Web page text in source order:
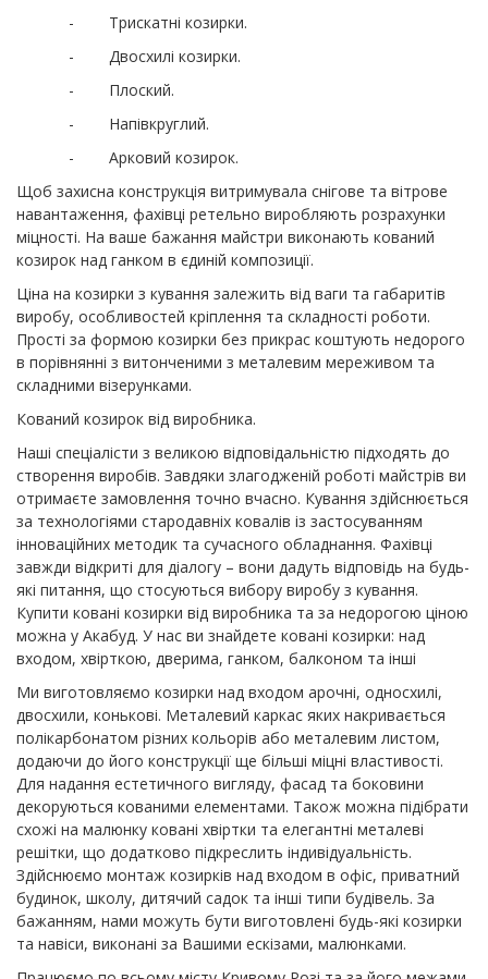
- Трискатні козирки.
- Двосхилі козирки.
- Плоский.
- Напівкруглий.
- Арковий козирок.
Щоб захисна конструкція витримувала снігове та вітрове
навантаження, фахівці ретельно виробляють розрахунки
міцності. На ваше бажання майстри виконають кований
козирок над ганком в єдиній композиції.
Ціна на козирки з кування залежить від ваги та габаритів
виробу, особливостей кріплення та складності роботи.
Прості за формою козирки без прикрас коштують недорого
в порівнянні з витонченими з металевим мереживом та
складними візерунками.
Кований козирок від виробника.
Наші спеціалісти з великою відповідальністю підходять до
створення виробів. Завдяки злагодженій роботі майстрів ви
отримаєте замовлення точно вчасно. Кування здійснюється
за технологіями стародавніх ковалів із застосуванням
інноваційних методик та сучасного обладнання. Фахівці
завжди відкриті для діалогу – вони дадуть відповідь на будь-
які питання, що стосуються вибору виробу з кування.
Купити ковані козирки від виробника та за недорогою ціною
можна у Акабуд. У нас ви знайдете ковані козирки: над
входом, хвірткою, дверима, ганком, балконом та інші
Ми виготовляємо козирки над входом арочні, односхилі,
двосхили, конькові. Металевий каркас яких накривається
полікарбонатом різних кольорів або металевим листом,
додаючи до його конструкції ще більші міцні властивості.
Для надання естетичного вигляду, фасад та боковини
декоруються кованими елементами. Також можна підібрати
схожі на малюнку ковані хвіртки та елегантні металеві
решітки, що додатково підкреслить індивідуальність.
Здійснюємо монтаж козирків над входом в офіс, приватний
будинок, школу, дитячий садок та інші типи будівель. За
бажанням, нами можуть бути виготовлені будь-які козирки
та навіси, виконані за Вашими ескізами, малюнками.